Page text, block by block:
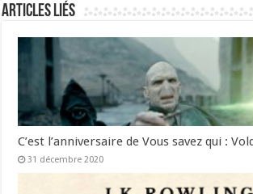
Articles liés
C’est l’anniversaire de Vous savez qui :
31 décembre 2020